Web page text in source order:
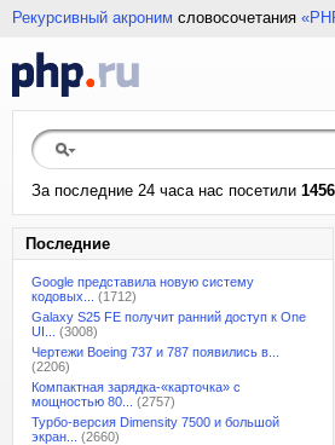
Рекурсивный акроним словосочетания
За последние 24 часа нас посетили
Последние
Google представила новую систему
кодовых...
(1712)
Galaxy S25 FE получит ранний доступ к One
UI...
(3008)
Чертежи Boeing 737 и 787 появились в...
(2206)
Компактная зарядка-«карточка» с
мощностью 80...
(2757)
Турбо-версия Dimensity 7500 и большой
экран...
(2660)